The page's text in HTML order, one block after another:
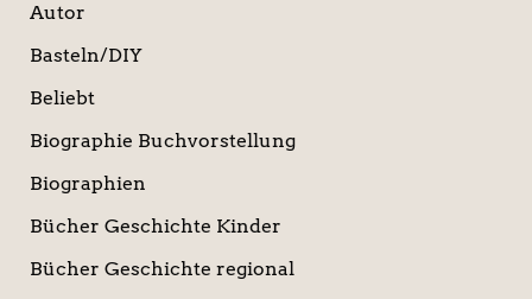
Autor
Basteln/DIY
Beliebt
Biographie Buchvorstellung
Biographien
Bücher Geschichte Kinder
Bücher Geschichte regional